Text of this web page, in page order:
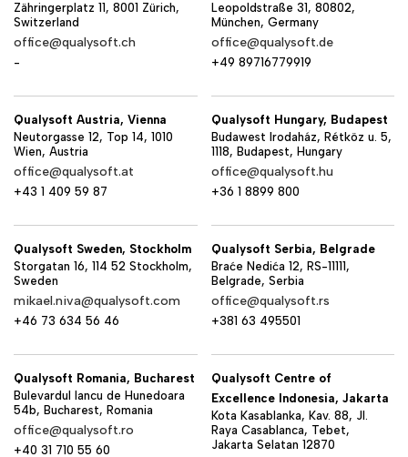
Zähringerplatz 11, 8001 Zürich,
Switzerland
office@qualysoft.ch
-
Leopoldstraße 31, 80802,
München, Germany
office@qualysoft.de
+49 89716779919
Qualysoft Austria, Vienna
Neutorgasse 12, Top 14, 1010
Wien, Austria
office@qualysoft.at
+43 1 409 59 87
Qualysoft Hungary, Budapest
Budawest Irodaház, Rétköz u. 5,
1118, Budapest, Hungary
office@qualysoft.hu
+36 1 8899 800
Qualysoft Sweden, Stockholm
Storgatan 16, 114 52 Stockholm,
Sweden
mikael.niva@qualysoft.com
+46 73 634 56 46
Qualysoft Serbia, Belgrade
Braće Nedića 12, RS-11111,
Belgrade, Serbia
office@qualysoft.rs
+381 63 495501
Qualysoft Romania, Bucharest
Bulevardul Iancu de Hunedoara
54b, Bucharest, Romania
office@qualysoft.ro
+40 31 710 55 60
Qualysoft Centre of
Excellence Indonesia, Jakarta
Kota Kasablanka, Kav. 88, Jl.
Raya Casablanca, Tebet,
Jakarta Selatan 12870